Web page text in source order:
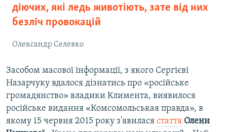
діючих, які ледь животіють, зате від них
безліч провокацій
Олександр Селевко
Засобом масової інформації, з якого Сергієві
Назарчуку вдалося дізнатись про «російське
громадянство» владики Климента, виявилося
російське видання «Комсомольськая правда», в
якому 15 червня 2015 року з'явилася стаття Олени